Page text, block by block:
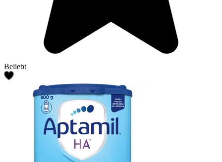
Beliebt